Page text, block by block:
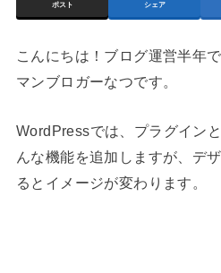
ポスト シェア
こんにちは！ブログ運営半年
マンブロガーなつです。
WordPressでは、プラグイン
んな機能を追加しますが、デ
るとイメージが変わります。